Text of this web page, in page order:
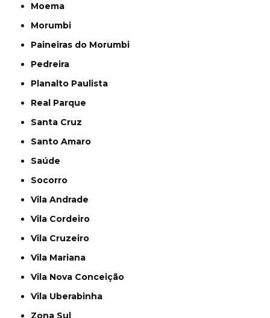
Moema
Morumbi
Paineiras do Morumbi
Pedreira
Planalto Paulista
Real Parque
Santa Cruz
Santo Amaro
Saúde
Socorro
Vila Andrade
Vila Cordeiro
Vila Cruzeiro
Vila Mariana
Vila Nova Conceição
Vila Uberabinha
Zona Sul